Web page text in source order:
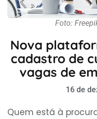
Foto:
Nova
cadastro de
vagas de
16 de
Quem está à